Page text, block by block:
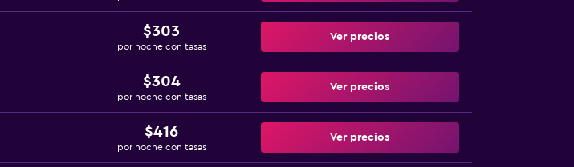
$303
por noche con tasas
Ver precios
$304
por noche con tasas
Ver precios
$416
por noche con tasas
Ver precios